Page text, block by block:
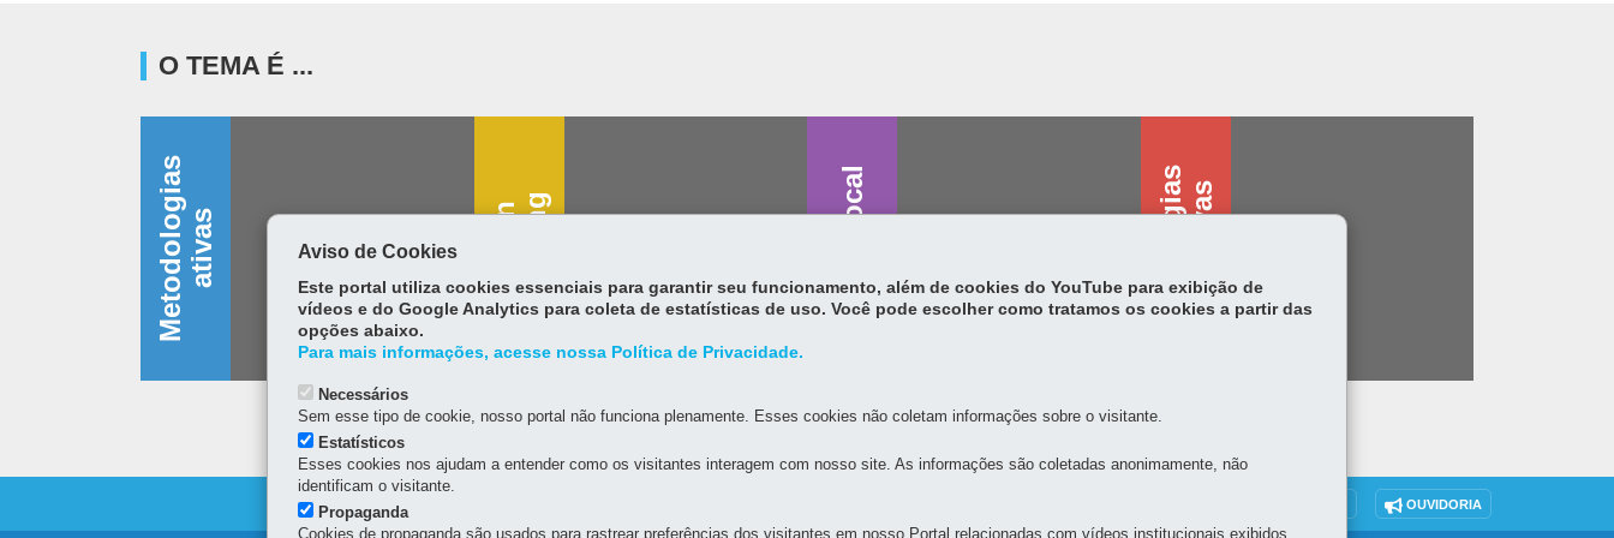
O TEMA É ...
M
e
t
o
d
o
l
o
g
i
a
s
a
t
i
v
as D
e
s
i
g
n
t
h
i
n
k
i
ng Saúde vocal T
e
c
n
o
l
o
g
ia
s
a
s
s
i
s
t
i
v
as
OUVIDORIA
Aviso de Cookies
Este portal utiliza cookies essenciais para garantir seu funcionamento, além de cookies do YouTube para exibição de
vídeos e do Google Analytics para coleta de estatísticas de uso. Você pode escolher como tratamos os cookies a partir das
opções abaixo.
Para mais informações, acesse nossa Política de Privacidade.
Necessários
Sem esse tipo de cookie, nosso portal não funciona plenamente. Esses cookies não coletam informações sobre o visitante.
Estatísticos
Esses cookies nos ajudam a entender como os visitantes interagem com nosso site. As informações são coletadas anonimamente, não
identificam o visitante.
Propaganda
Cookies de propaganda são usados para rastrear preferências dos visitantes em nosso Portal relacionadas com vídeos institucionais exibidos